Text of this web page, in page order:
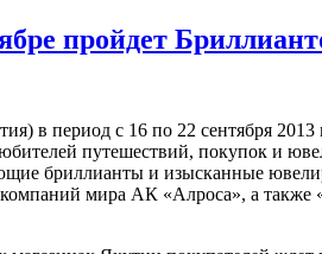
пройдет
в период с 16 по 22 сентября
путешествий, покупок и
бриллианты и изысканные
мира АК «Алроса», а